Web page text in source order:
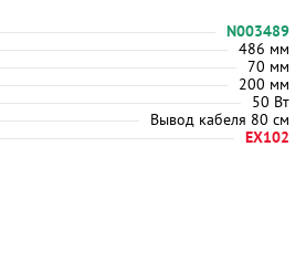
N003489
486 мм
70 мм
200 мм
50 Вт
Вывод кабеля 80 см
EX102